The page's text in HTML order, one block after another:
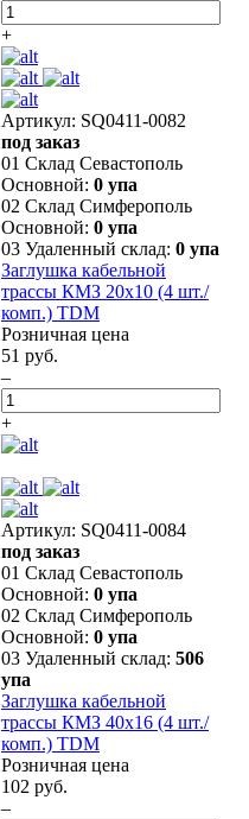
+
Артикул: SQ0411-0082
под заказ
01 Склад Севастополь
Основной: 0 упа
02 Склад Симферополь
Основной: 0 упа
03 Удаленный склад: 0 упа
Заглушка кабельной
трассы КМЗ 20х10 (4 шт./
комп.) TDM
Розничная цена
51 руб.
–
+
Артикул: SQ0411-0084
под заказ
01 Склад Севастополь
Основной: 0 упа
02 Склад Симферополь
Основной: 0 упа
03 Удаленный склад: 506
упа
Заглушка кабельной
трассы КМЗ 40х16 (4 шт./
комп.) TDM
Розничная цена
102 руб.
–